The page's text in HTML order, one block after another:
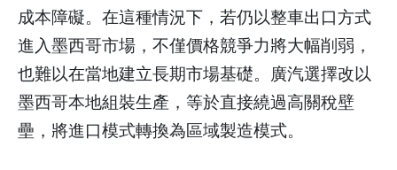
成本障礙。在這種情況下，若仍以整車出口方式
進入墨西哥市場，不僅價格競爭力將大幅削弱，
也難以在當地建立長期市場基礎。廣汽選擇改以
墨西哥本地組裝生產，等於直接繞過高關稅壁
壘，將進口模式轉換為區域製造模式。